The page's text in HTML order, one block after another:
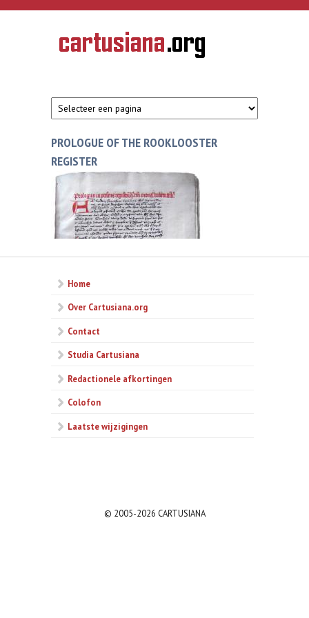
Overslaan en naar de inhoud gaan
CARTUSIANA
Geschiedenis
van de
PROLOGUE OF THE ROOKLOOSTER
REGISTER
Home
Over Cartusiana.org
Contact
Studia Cartusiana
Redactionele afkortingen
Colofon
Laatste wijzigingen
© 2005-2026 CARTUSIANA